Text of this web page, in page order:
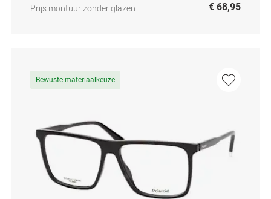
Prijs montuur zonder glazen
€ 68,95
Bewuste materiaalkeuze